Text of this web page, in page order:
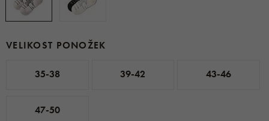
VELIKOST PONOŽEK
35-38 39-42 43-46
47-50